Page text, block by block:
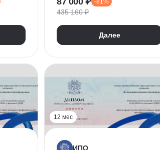
Растяжка
Фитнес тренеры
Адаптивная физическая культура (АФК)
Лечебная физкультура (ЛФК)
-81%
435 160 ₽
Далее
12 мес
ИПО